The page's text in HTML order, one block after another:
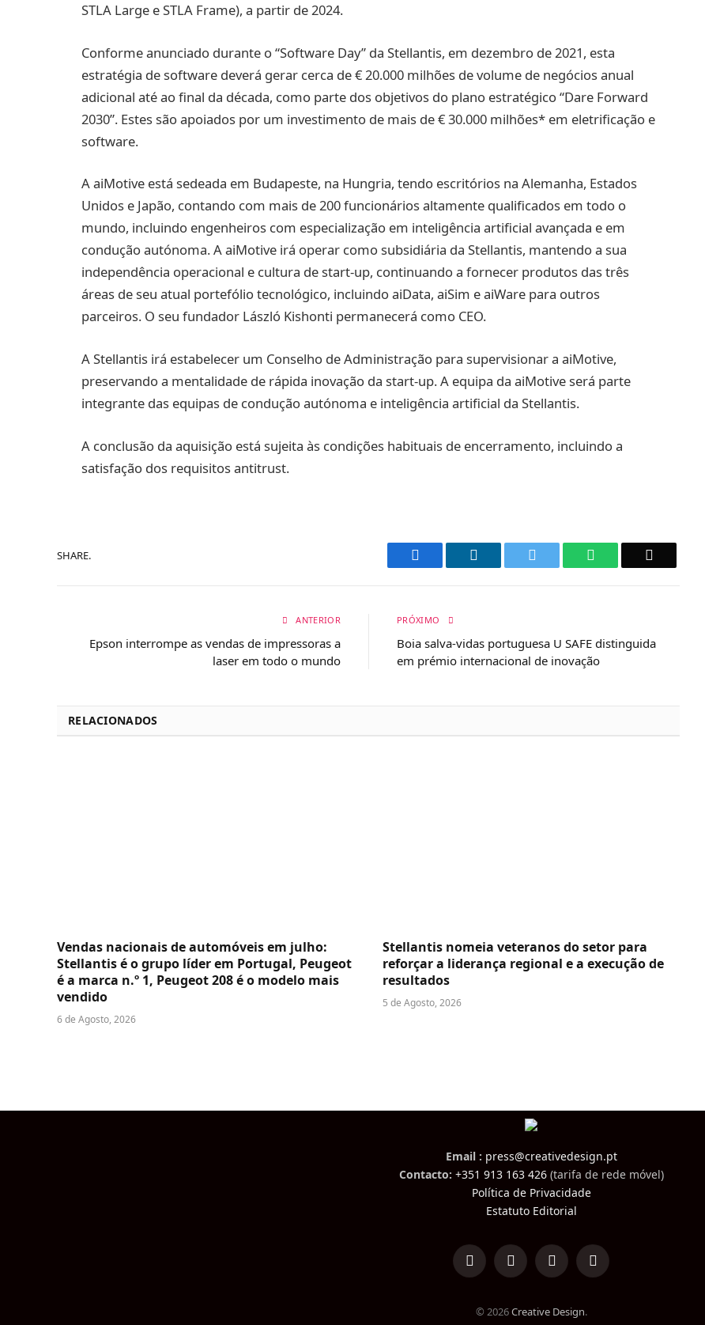
STLA Large e STLA Frame), a partir de 2024.
Conforme anunciado durante o “Software Day” da Stellantis, em dezembro de 2021, esta
estratégia de software deverá gerar cerca de € 20.000 milhões de volume de negócios anual
adicional até ao final da década, como parte dos objetivos do plano estratégico “Dare Forward
2030”. Estes são apoiados por um investimento de mais de € 30.000 milhões* em eletrificação e
software.
A aiMotive está sedeada em Budapeste, na Hungria, tendo escritórios na Alemanha, Estados
Unidos e Japão, contando com mais de 200 funcionários altamente qualificados em todo o
mundo, incluindo engenheiros com especialização em inteligência artificial avançada e em
condução autónoma. A aiMotive irá operar como subsidiária da Stellantis, mantendo a sua
independência operacional e cultura de start-up, continuando a fornecer produtos das três
áreas de seu atual portefólio tecnológico, incluindo aiData, aiSim e aiWare para outros
parceiros. O seu fundador László Kishonti permanecerá como CEO.
A Stellantis irá estabelecer um Conselho de Administração para supervisionar a aiMotive,
preservando a mentalidade de rápida inovação da start-up. A equipa da aiMotive será parte
integrante das equipas de condução autónoma e inteligência artificial da Stellantis.
A conclusão da aquisição está sujeita às condições habituais de encerramento, incluindo a
satisfação dos requisitos antitrust.
SHARE. Facebook LinkedIn WhatsApp
ANTERIOR
Epson interrompe as vendas de impressoras a
laser em todo o mundo
PRÓXIMO
Boia salva-vidas portuguesa U SAFE distinguida
em prémio internacional de inovação
RELACIONADOS
Vendas nacionais de automóveis em julho:
Stellantis é o grupo líder em Portugal, Peugeot
é a marca n.º 1, Peugeot 208 é o modelo mais
vendido
6 de Agosto, 2026
Stellantis nomeia veteranos do setor para
reforçar a liderança regional e a execução de
resultados
5 de Agosto, 2026
Email : press@creativedesign.pt
Contacto: +351 913 163 426(tarifa de rede móvel)
Política de Privacidade
Estatuto Editorial
LinkedInFacebookInstagramTikTok
© 2026Creative Design.